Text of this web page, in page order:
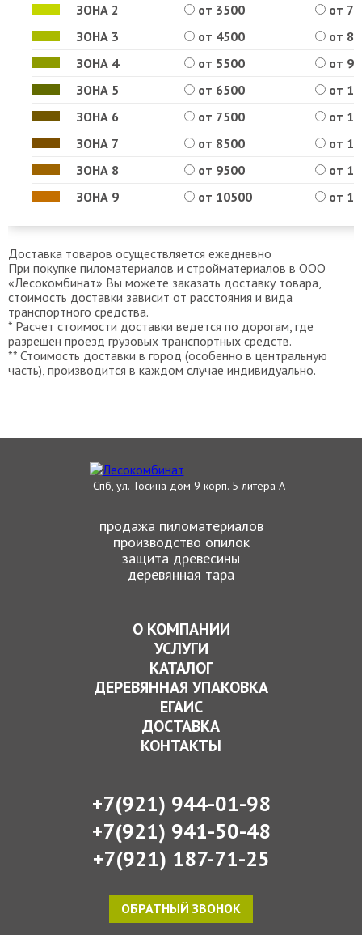
ЗОНА 2
от 3500
от
ЗОНА 3
от 4500
от
ЗОНА 4
от 5500
от
ЗОНА 5
от 6500
от
ЗОНА 6
от 7500
от
ЗОНА 7
от 8500
от
ЗОНА 8
от 9500
от
ЗОНА 9
от 10500 от
Доставка товаров осуществляется ежедневно
При покупке пиломатериалов и стройматериалов в ООО
«Лесокомбинат» Вы можете заказать доставку товара,
стоимость доставки зависит от расстояния и вида
транспортного средства.
* Расчет стоимости доставки ведется по дорогам, где
разрешен проезд грузовых транспортных средств.
** Стоимость доставки в город (особенно в центральную
часть), производится в каждом случае индивидуально.
продажа пиломатериалов
производство опилок
защита древесины
деревянная тара
Спб, ул. Тосина дом 9 корп. 5 литера А
О КОМПАНИИ
УСЛУГИ
КАТАЛОГ
ДЕРЕВЯННАЯ УПАКОВКА
ЕГАИС
ДОСТАВКА
КОНТАКТЫ
+7(921) 944-01-98
+7(921) 941-50-48
+7(921) 187-71-25
ОБРАТНЫЙ ЗВОНОК